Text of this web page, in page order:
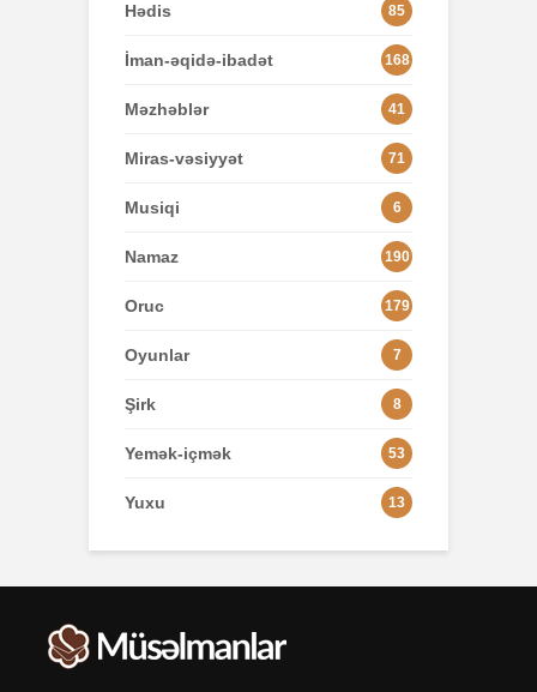
Hədis 85
İman-əqidə-ibadət 168
Məzhəblər 41
Miras-vəsiyyət 71
Musiqi 6
Namaz 190
Oruc 179
Oyunlar 7
Şirk 8
Yemək-içmək 53
Yuxu 13